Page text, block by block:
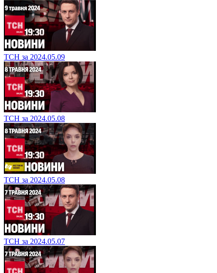
ТСН за 2024.05.09
ТСН за 2024.05.08
ТСН за 2024.05.08
ТСН за 2024.05.07